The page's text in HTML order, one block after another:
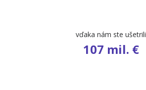
vďaka nám ste ušetrili
107 mil. €